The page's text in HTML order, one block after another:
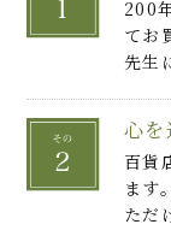
200
てお
先生
心を
百貨
ます
ただ